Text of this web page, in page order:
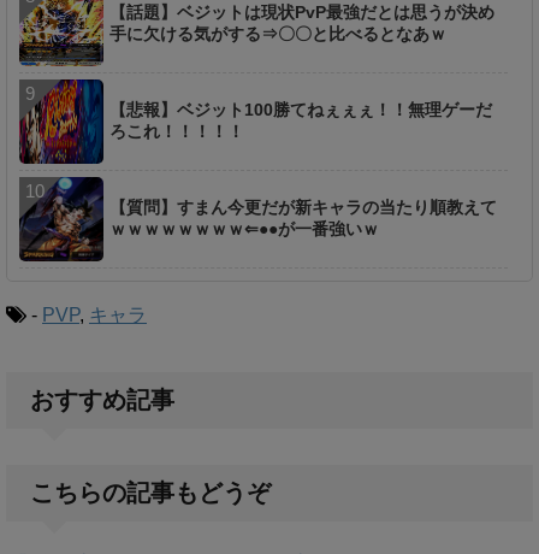
【話題】ベジットは現状PvP最強だとは思うが決め
手に欠ける気がする⇒〇〇と比べるとなあｗ
【悲報】ベジット100勝てねぇぇぇ！！無理ゲーだ
ろこれ！！！！！
【質問】すまん今更だが新キャラの当たり順教えて
ｗｗｗｗｗｗｗｗ⇐●●が一番強いｗ
- PVP, キャラ
おすすめ記事
こちらの記事もどうぞ